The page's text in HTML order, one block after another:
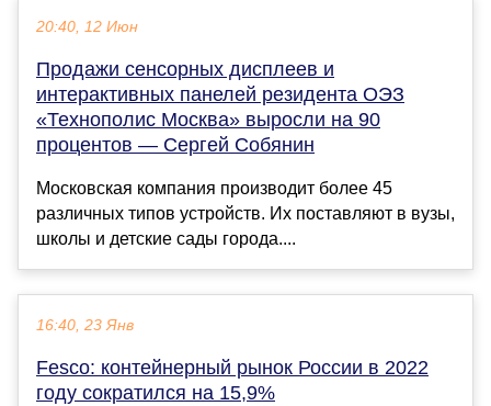
20:40, 12 Июн
Продажи сенсорных дисплеев и
интерактивных панелей резидента ОЭЗ
«Технополис Москва» выросли на 90
процентов — Сергей Собянин
Московская компания производит более 45
различных типов устройств. Их поставляют в вузы,
школы и детские сады города....
16:40, 23 Янв
Fesco: контейнерный рынок России в 2022
году сократился на 15,9%